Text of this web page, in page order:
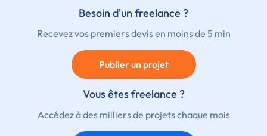
Besoin d'un freelance ?
Recevez vos premiers devis en moins de 5 min
Publier un projet
Vous êtes freelance ?
Accédez à des milliers de projets chaque mois